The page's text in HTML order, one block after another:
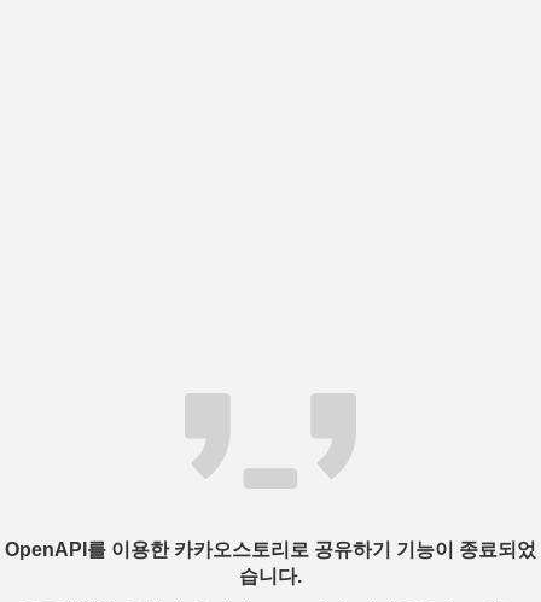
OpenAPI를 이용한 카카오스토리로 공유하기 기능이 종료되었
습니다.